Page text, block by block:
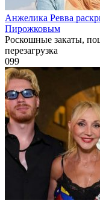
Анжелика Ревва
Пирожковым
Роскошные закаты,
перезагрузка
099